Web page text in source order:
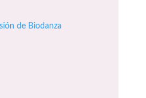
de Biodanza